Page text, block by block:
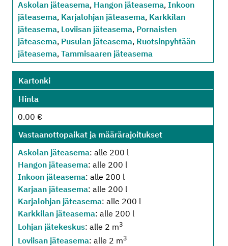
Askolan jäteasema, Hangon jäteasema, Inkoon
jäteasema, Karjalohjan jäteasema, Karkkilan
jäteasema, Loviisan jäteasema, Pornaisten
jäteasema, Pusulan jäteasema, Ruotsinpyhtään
jäteasema, Tammisaaren jäteasema
Kartonki
Hinta
0.00 €
Vastaanottopaikat ja määrärajoitukset
Askolan jäteasema: alle 200 l
Hangon jäteasema: alle 200 l
Inkoon jäteasema: alle 200 l
Karjaan jäteasema: alle 200 l
Karjalohjan jäteasema: alle 200 l
Karkkilan jäteasema: alle 200 l
Lohjan jätekeskus: alle 2 m3
Loviisan jäteasema: alle 2 m3